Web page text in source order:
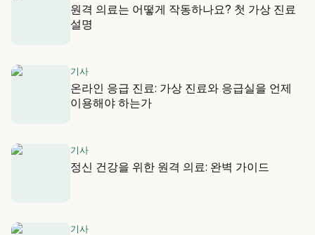
원격 의료는 어떻게 작동하나요? 첫 가상 진료
설명
기사
온라인 응급 진료: 가상 진료와 응급실을 언제
이용해야 하는가
기사
정신 건강을 위한 원격 의료: 완벽 가이드
기사